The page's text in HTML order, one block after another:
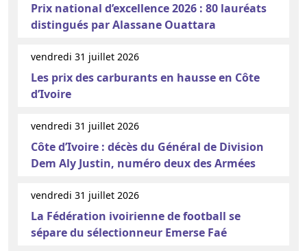
Prix national d’excellence 2026 : 80 lauréats
distingués par Alassane Ouattara
vendredi 31 juillet 2026
Les prix des carburants en hausse en Côte
d’Ivoire
vendredi 31 juillet 2026
Côte d’Ivoire : décès du Général de Division
Dem Aly Justin, numéro deux des Armées
vendredi 31 juillet 2026
La Fédération ivoirienne de football se
sépare du sélectionneur Emerse Faé